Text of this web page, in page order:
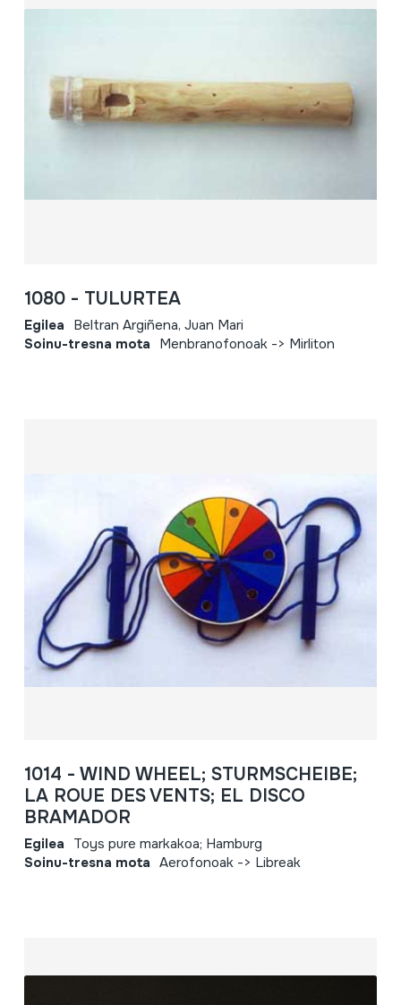
1080 - TULURTEA
Egilea Beltran Argiñena, Juan Mari
Soinu-tresna mota Menbranofonoak -> Mirliton
1014 - WIND WHEEL; STURMSCHEIBE;
LA ROUE DES VENTS; EL DISCO
BRAMADOR
Egilea Toys pure markakoa; Hamburg
Soinu-tresna mota Aerofonoak -> Libreak